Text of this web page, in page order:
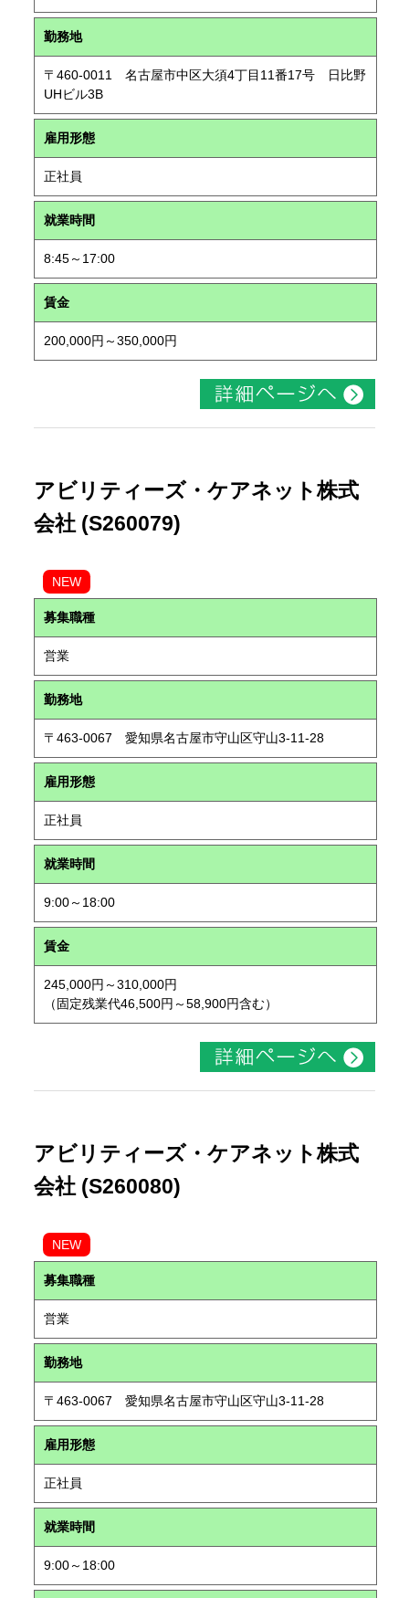
勤務地
〒460-0011 名古屋市中区大須4丁目11番17号 日比野
UHビル3B
雇用形態
正社員
就業時間
8:45～17:00
賃金
200,000円～350,000円
アビリティーズ・ケアネット株式
会社 (S260079)
NEW
募集職種
営業
勤務地
〒463-0067 愛知県名古屋市守山区守山3-11-28
雇用形態
正社員
就業時間
9:00～18:00
賃金
245,000円～310,000円
（固定残業代46,500円～58,900円含む）
アビリティーズ・ケアネット株式
会社 (S260080)
NEW
募集職種
営業
勤務地
〒463-0067 愛知県名古屋市守山区守山3-11-28
雇用形態
正社員
就業時間
9:00～18:00